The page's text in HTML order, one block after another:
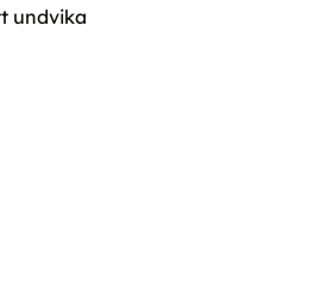
undvika